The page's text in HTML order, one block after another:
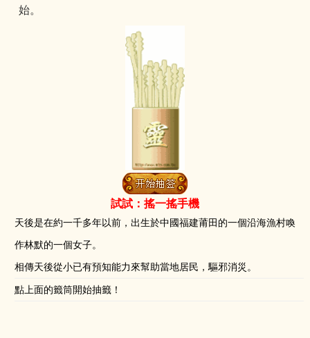
始。
試試：搖一搖手機
天後是在約一千多年以前，出生於中國福建莆田的一個沿海漁村喚
作林默的一個女子。
相傳天後從小已有預知能力來幫助當地居民，驅邪消災。
點上面的籤筒開始抽籤！